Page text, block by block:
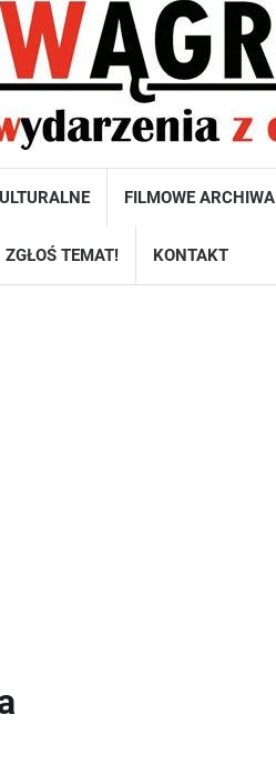
FILMOWE ARCHIWA
ZGŁOŚ TEMAT! KONTAKT